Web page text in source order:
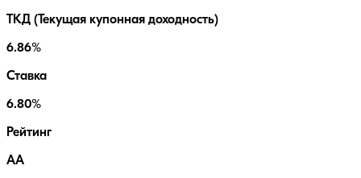
ТКД (Текущая купонная доходность)
6.86%
Ставка
6.80%
Рейтинг
AA